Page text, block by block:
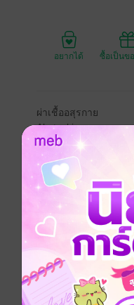
อยากได้ ซื้อเป็นข
ผ่าเชื้ออสุรกาย
Akatsuki
จิ๊กคังของพวกฮิบิกิที่ได้
ไปส่งที่สถานที่ทดลองไ
ปราสาทกลางทะเลที่มี
ปริศนาเกิดขึ้น ตัวตน
ระหว่างการตรวจสอบ
ของสมาคมคิริอิชิ ซึ่งร
เรื่องราวเริ่มเลวร้ายม
การ์ตูนญี่ปุ่น แอก